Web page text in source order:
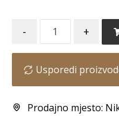
- +
Usporedi
Prodajno mjesto: